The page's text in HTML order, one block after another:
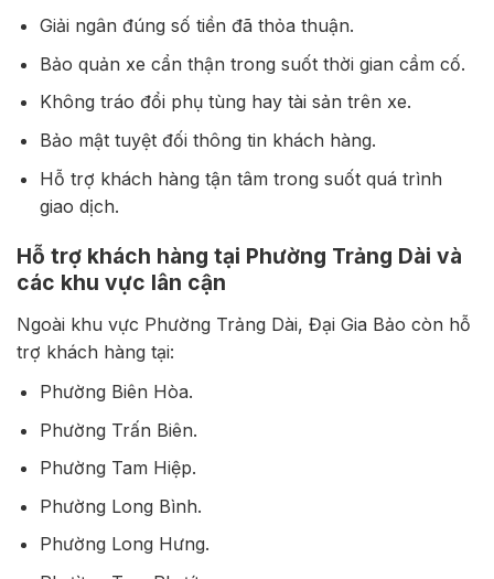
Giải ngân đúng số tiền đã thỏa thuận.
Bảo quản xe cẩn thận trong suốt thời gian cầm cố.
Không tráo đổi phụ tùng hay tài sản trên xe.
Bảo mật tuyệt đối thông tin khách hàng.
Hỗ trợ khách hàng tận tâm trong suốt quá trình
giao dịch.
Hỗ trợ khách hàng tại Phường Trảng Dài và
các khu vực lân cận
Ngoài khu vực Phường Trảng Dài, Đại Gia Bảo còn hỗ
trợ khách hàng tại:
Phường Biên Hòa.
Phường Trấn Biên.
Phường Tam Hiệp.
Phường Long Bình.
Phường Long Hưng.